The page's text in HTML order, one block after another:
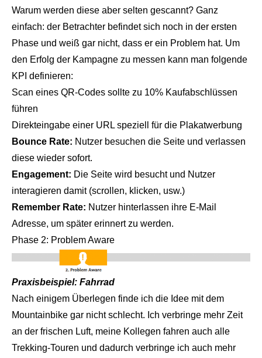
Warum werden diese aber selten gescannt? Ganz
einfach: der Betrachter befindet sich noch in der ersten
Phase und weiß gar nicht, dass er ein Problem hat. Um
den Erfolg der Kampagne zu messen kann man folgende
KPI definieren:
Scan eines QR-Codes sollte zu 10% Kaufabschlüssen
führen
Direkteingabe einer URL speziell für die Plakatwerbung
Bounce Rate: Nutzer besuchen die Seite und verlassen
diese wieder sofort.
Engagement: Die Seite wird besucht und Nutzer
interagieren damit (scrollen, klicken, usw.)
Remember Rate: Nutzer hinterlassen ihre E-Mail
Adresse, um später erinnert zu werden.
Phase 2: Problem Aware
Praxisbeispiel: Fahrrad
Nach einigem Überlegen finde ich die Idee mit dem
Mountainbike gar nicht schlecht. Ich verbringe mehr Zeit
an der frischen Luft, meine Kollegen fahren auch alle
Trekking-Touren und dadurch verbringe ich auch mehr